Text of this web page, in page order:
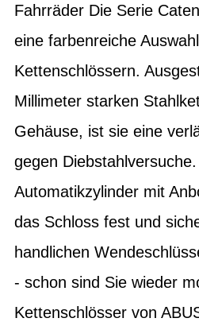
Fahrräder Die Serie
eine farbenreiche
Kettenschlössern.
Millimeter starken
Gehäuse, ist sie eine
gegen
Automatikzylinder mit
das Schloss fest und
handlichen
- schon sind Sie wieder
Kettenschlösser von